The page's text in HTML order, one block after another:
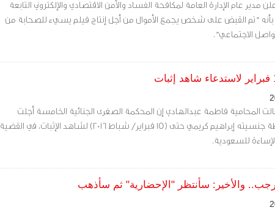
مدير عام الإدارة العامة لمكافحة الفساد والأمن الاقتصادي والإلكتروني التابعة
بأنه "تم القبض على شخص يجمع الأموال من أجل إنتاج فيلم يسيء للصحابة من
الاجتماعي".
المحامية فاطمة عبدالهادي إن المحكمة الصغرى الجنائية الخامسة أجلت
قضية المسقطة جنسيته إبراهيم كريمي حتى (15 فبراير/ شباط 2016) لشاهد الإثبات، في القضية
للسعودية.
رجب.. والأخير: سأنتظر "الإحضارية" ثم سأذهب